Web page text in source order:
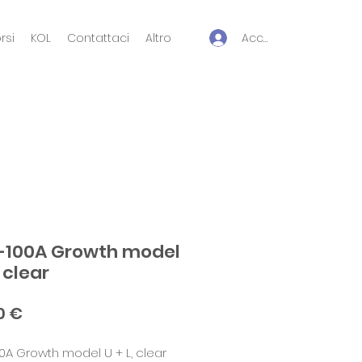
KOL Contattaci Altro Accedi
100A Growth model
clear
€
Growth model U + L, clear